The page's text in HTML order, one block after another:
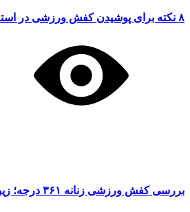
۸ نکته برای پوشیدن کفش ورزشی در استایل روزمره که باید بدانید
بررسی کفش ورزشی زنانه ۳۶۱ درجه؛ زیبا و باکیفیت